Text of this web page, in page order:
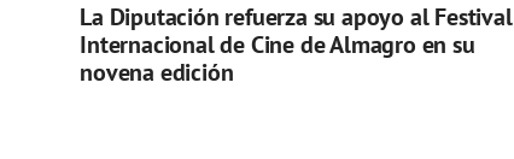
La Diputación refuerza su apoyo al Festival
Internacional de Cine de Almagro en su
novena edición